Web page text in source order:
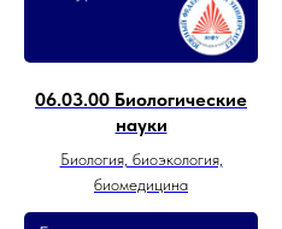
06.03.00 Биологические
науки
Биология, биоэкология,
биомедицина